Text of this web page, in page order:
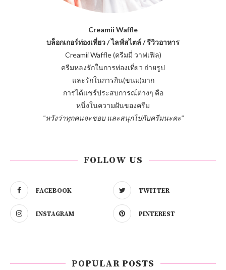
Creamii Waffle
บล็อกเกอร์ท่องเที่ยว / ไลฟ์สไตล์ / รีวิวอาหาร
Creamii Waffle (ครีมมี่ วาฟเฟิล)
ครีมหลงรักในการท่องเที่ยว ถ่ายรูป
และรักในการกิน(ขนม)มาก
การได้แชร์ประสบการณ์ต่างๆ คือ
หนึ่งในความฝันของครีม
"หวังว่าทุกคนจะชอบ และสนุกไปกับครีมนะคะ"
FOLLOW US
FACEBOOK TWITTER
INSTAGRAM PINTEREST
POPULAR POSTS